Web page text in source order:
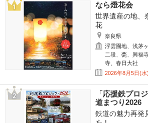
なら燈花会
世界遺産の地、
花
奈良県
浮雲園地、浅茅
二段、甍、興福
寺、春日大社
2026年8月5日(
「応援鉄プロ
道まつり2026
鉄道の魅力再発